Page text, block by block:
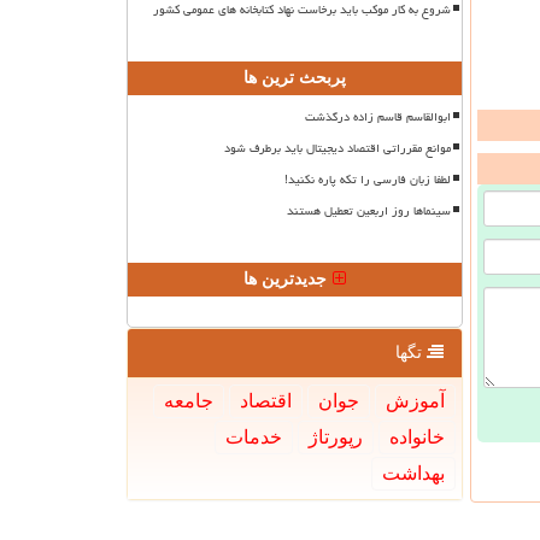
شروع به کار موکب باید برخاست نهاد کتابخانه های عمومی کشور
پربحث ترین ها
ابوالقاسم قاسم زاده درگذشت
موانع مقرراتی اقتصاد دیجیتال باید برطرف شود
لطفا زبان فارسی را تکه پاره نکنید!
سینماها روز اربعین تعطیل هستند
جدیدترین ها
تگها
آموزش جوان اقتصاد
جامعه
خانواده
رپورتاژ
خدمات
بهداشت